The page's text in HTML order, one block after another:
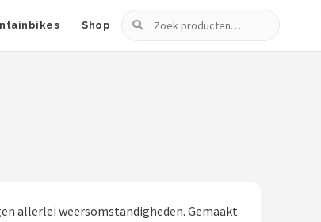
Shop
Zoeken
allerlei weersomstandigheden. Gemaakt